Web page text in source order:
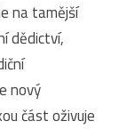
na tamější
dědictví,
nový
část oživuje